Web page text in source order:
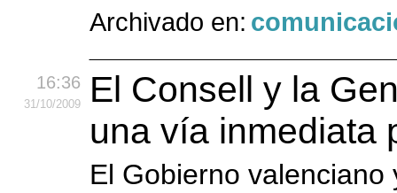
Archivado en:
16:36
31/10/2009
El Consell y la
una vía inmediata
El Gobierno